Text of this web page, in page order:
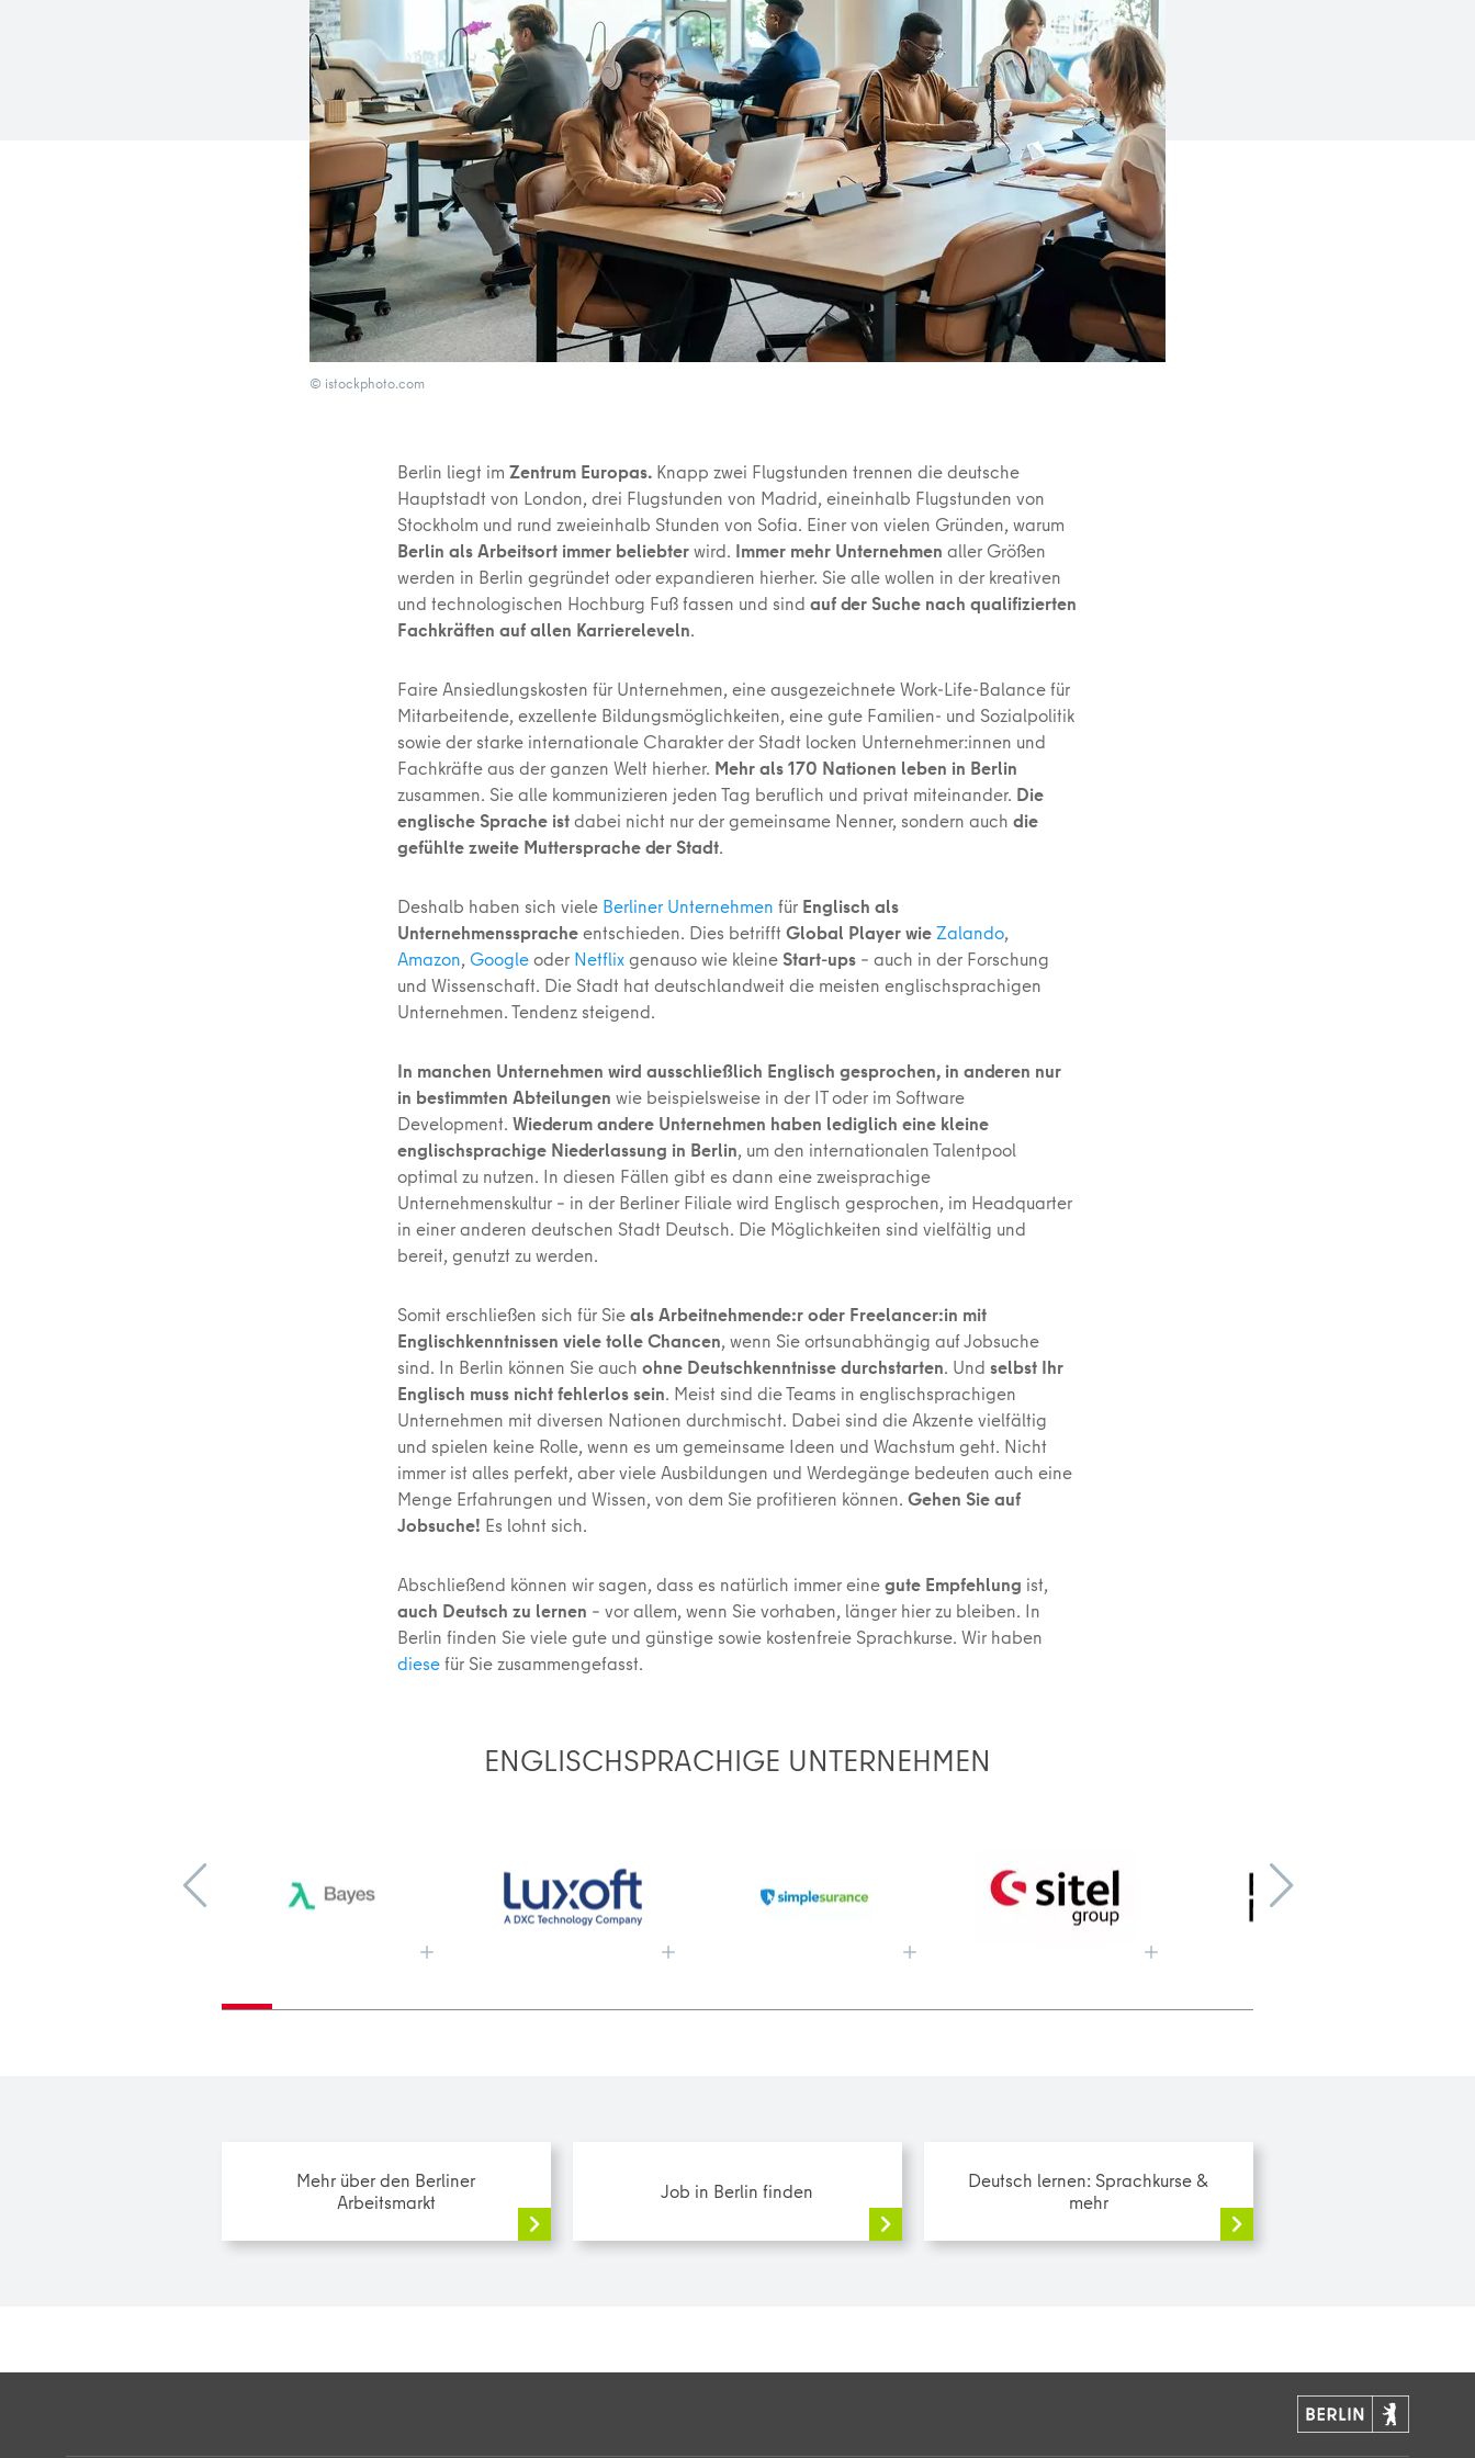
© istockphoto.com
Berlin liegt im Zentrum Europas. Knapp zwei Flugstunden trennen die deutsche
Hauptstadt von London, drei Flugstunden von Madrid, eineinhalb Flugstunden von
Stockholm und rund zweieinhalb Stunden von Sofia. Einer von vielen Gründen, warum
Berlin als Arbeitsort immer beliebterwird. Immer mehr Unternehmen aller Größen
werden in Berlin gegründet oder expandieren hierher. Sie alle wollen in der kreativen
und technologischen Hochburg Fuß fassen und sind auf der Suche nach qualifizierten
Fachkräften auf allen Karriereleveln.
Faire Ansiedlungskosten für Unternehmen, eine ausgezeichnete Work-Life-Balance für
Mitarbeitende, exzellente Bildungsmöglichkeiten, eine gute Familien- und Sozialpolitik
sowie der starke internationale Charakter der Stadt locken Unternehmer:innen und
Fachkräfte aus der ganzen Welt hierher. Mehr als 170 Nationen leben in Berlin
zusammen. Sie alle kommunizieren jeden Tag beruflich und privat miteinander. Die
englische Sprache istdabei nicht nur der gemeinsame Nenner, sondern auch die
gefühlte zweite Muttersprache der Stadt.
Deshalb haben sich viele Berliner Unternehmen für Englisch als
Unternehmensspracheentschieden. Dies betrifft Global Player wieZalando,
Amazon, Googleoder Netflixgenauso wie kleineStart-ups – auch in der Forschung
und Wissenschaft. Die Stadt hat deutschlandweit die meisten englischsprachigen
Unternehmen. Tendenz steigend.
In manchen Unternehmen wird ausschließlich Englisch gesprochen, in anderen nur
in bestimmten Abteilungen wie beispielsweise in der IT oder im Software
Development. Wiederum andere Unternehmen haben lediglich eine kleine
englischsprachige Niederlassung in Berlin, um den internationalen Talentpool
optimal zu nutzen. In diesen Fällen gibt es dann eine zweisprachige
Unternehmenskultur – in der Berliner Filiale wird Englisch gesprochen, im Headquarter
in einer anderen deutschen Stadt Deutsch. Die Möglichkeiten sind vielfältig und
bereit, genutzt zu werden.
Somit erschließen sich für Sieals Arbeitnehmende:r oder Freelancer:in mit
Englischkenntnissen viele tolle Chancen, wenn Sie ortsunabhängig auf Jobsuche
sind. In Berlin können Sie auch ohne Deutschkenntnisse durchstarten. Und selbst Ihr
Englisch muss nicht fehlerlos sein. Meist sind die Teams in englischsprachigen
Unternehmen mit diversen Nationen durchmischt. Dabei sind die Akzente vielfältig
und spielen keine Rolle, wenn es um gemeinsame Ideen und Wachstum geht. Nicht
immer ist alles perfekt, aber viele Ausbildungen und Werdegänge bedeuten auch eine
Menge Erfahrungen und Wissen, von dem Sie profitieren können. Gehen Sie auf
Jobsuche! Es lohnt sich.
Abschließend können wir sagen, dass es natürlich immer einegute Empfehlung ist,
auch Deutsch zu lernen – vor allem, wenn Sie vorhaben, länger hier zu bleiben. In
Berlin finden Sie viele gute und günstige sowie kostenfreie Sprachkurse. Wir haben
diesefür Sie zusammengefasst.
ENGLISCHSPRACHIGE UNTERNEHMEN
Mehr über den Berliner
Arbeitsmarkt
Job in Berlin finden
Deutsch lernen: Sprachkurse &
mehr